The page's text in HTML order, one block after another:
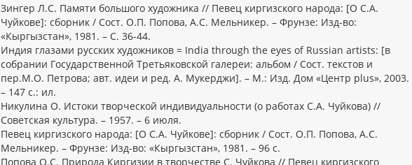
Зингер Л.С. Памяти большого художника // Певец киргизского народа: [О С.А.
Чуйкове]: сборник / Сост. О.П. Попова, А.С. Мельникер. – Фрунзе: Изд-во:
«Кыргызстан», 1981. – С. 36-44.
Индия глазами русских художников = India through the eyes of Russian artists: [в
собрании Государственной Третьяковской галереи: альбом / Сост. текстов и
пер.М.О. Петрова; авт. идеи и ред. А. Мукерджи]. – М.: Изд. Дом «Центр plus», 2003.
– 147 с.: ил.
Никулина О. Истоки творческой индивидуальности (о работах С.А. Чуйкова) //
Советская культура. – 1957. – 6 июля.
Певец киргизского народа: [О С.А. Чуйкове]: сборник / Сост. О.П. Попова, А.С.
Мельникер. – Фрунзе: Изд-во: «Кыргызстан», 1981. – 96 с.
Попова О.С. Природа Киргизии в творчестве С. Чуйкова // Певец киргизского